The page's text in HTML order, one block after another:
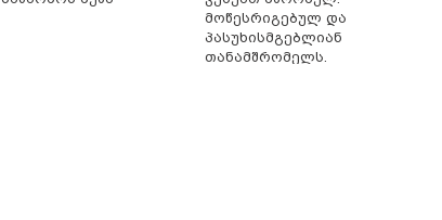
მოწესრიგებულ და
პასუხისმგებლიან
თანამშრომელს.